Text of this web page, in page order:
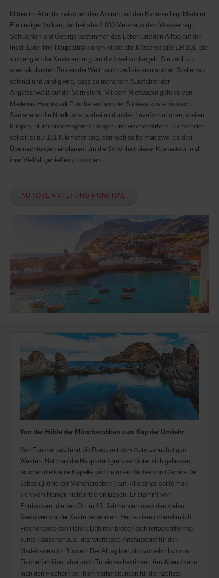
Nummer
Worldwide
Discount)
angeben.
Transporter
und
Motorroller
können
bei
Verfügbarkeit
ebenfalls
reserviert
werden.
Mitten im Atlantik zwischen den Azoren und den Kanaren liegt Madeira.
Ein riesiger Vulkan, der beinahe 2.000 Meter aus dem Wasser ragt,
Schluchten und Gebirge bestimmen das Leben und den Alltag auf der
Insel. Eine ihrer Hauptattraktionen ist die alte Küstenstraße ER 101, die
sich eng an der Küste entlang um die Insel schlängelt. Sie zählt zu
spektakulärsten Routen der Welt, auch weil sie an manchen Stellen so
schmal und windig wird, dass so manchem Autofahrer der
Angstschweiß auf der Stirn steht. Mit dem Mietwagen geht es von
Madeiras Hauptstadt Funchal entlang der Südwestküste bis nach
Santana an die Nordküste, vorbei an dunklen Lavaformationen, steilen
Klippen, blumenüberzogenen Hängen und Fischerdörfern. Die Strecke
selbst ist nur 131 Kilometer lang, dennoch sollte man zwei bis drei
Übernachtungen einplanen, um die Schönheit dieser Küstentour in all
ihrer Vielfalt genießen zu können.
AUTOVERMIETUNG FUNCHAL
Von der Höhle der Mönchsrobben zum Kap der Umkehr
Von Funchal aus führt die Route mit dem Auto zunächst gen
Westen. Hat man die Hauptstadtgrenzen hinter sich gelassen,
tauchen die kleine Kapelle und die roten Dächer von Câmara De
Lobos („Höhle der Mönchsrobben“) auf. Allerdings sollte man
sich vom Namen nicht irritieren lassen. Er stammt von
Entdeckern, die den Ort im 15. Jahrhundert nach den vielen
Seelöwen vor der Küste benannten. Heute zieren vornehmlich
Fischerboote den Hafen. Dahinter breiten sich terrassenförmig
bunte Häuschen aus, das wichtigste Anbaugebiet für den
Madeirawein im Rücken. Der Alltag hier wird vornehmlich von
Fischerfamilien, aber auch Touristen bestimmt. Am Abend kann
man den Fischern bei ihren Vorbereitungen für die nächste